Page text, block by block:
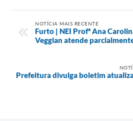
NOTÍCIA MAIS RECENTE
Furto | NEI Profª Ana
Veggian atende
Prefeitura divulga boletim